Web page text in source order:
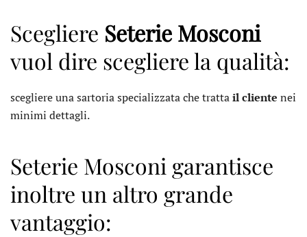
Scegliere Seterie Mosconi
vuol dire scegliere la qualità:
scegliere una sartoria specializzata che trattail cliente nei
minimi dettagli.
Seterie Mosconi garantisce
inoltre un altro grande
vantaggio: